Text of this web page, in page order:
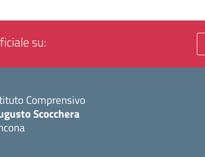
su:
Comprensivo
Scocchera